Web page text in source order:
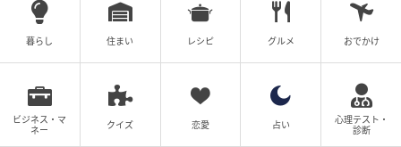
暮らし 住まい レシピ グルメ おでかけ
ビジネス・マ
ネー
クイズ 恋愛 占い
心理テスト・
診断